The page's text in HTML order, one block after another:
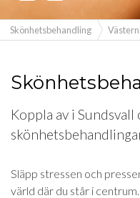
Skönhetsbehandling
Koppla av i
Släpp stressen och
värld där du står i